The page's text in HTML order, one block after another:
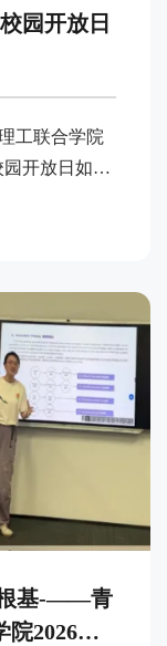
园开放日
工联合学院
园开放日如约
根基-——青
院2026年